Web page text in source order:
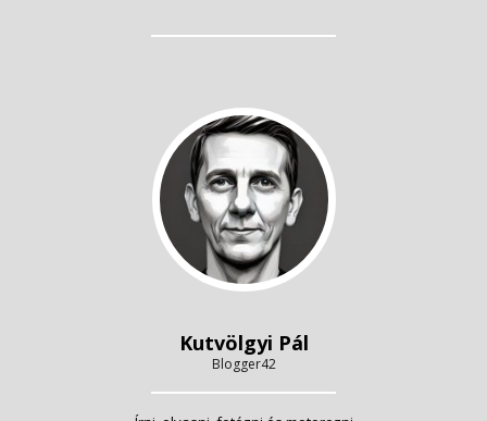
Kutvölgyi Pál
Blogger42